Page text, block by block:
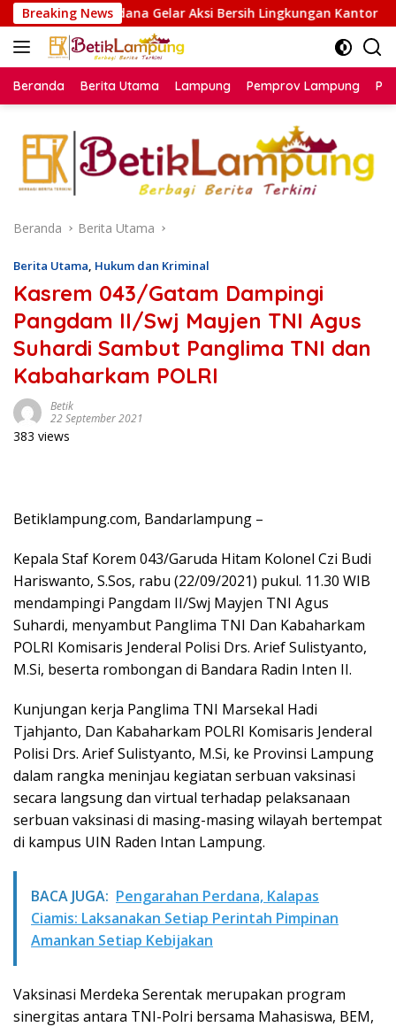
Langsung
ke
konten
Breaking News
Rutan Sukadana Gelar Aksi Bersih Lingkungan Kantor
Beranda Berita Utama Lampung Pemprov Lampung
Beranda Berita Utama
Berita Utama, Hukum dan Kriminal
Kasrem 043/Gatam Dampingi
Pangdam II/Swj Mayjen TNI Agus
Suhardi Sambut Panglima TNI dan
Kabaharkam POLRI
Betik
22 September 2021
383 views
Betiklampung.com, Bandarlampung –
Kepala Staf Korem 043/Garuda Hitam Kolonel Czi Budi
Hariswanto, S.Sos, rabu (22/09/2021) pukul. 11.30 WIB
mendampingi Pangdam II/Swj Mayjen TNI Agus
Suhardi, menyambut Panglima TNI Dan Kabaharkam
POLRI Komisaris Jenderal Polisi Drs. Arief Sulistyanto,
M.Si, beserta rombongan di Bandara Radin Inten II.
Kunjungan kerja Panglima TNI Marsekal Hadi
Tjahjanto, Dan Kabaharkam POLRI Komisaris Jenderal
Polisi Drs. Arief Sulistyanto, M.Si, ke Provinsi Lampung
dalam rangka meninjau kegiatan serbuan vaksinasi
secara langsung dan virtual terhadap pelaksanaan
serbuan vaksinasi di masing-masing wilayah bertempat
di kampus UIN Raden Intan Lampung.
BACA JUGA: Pengarahan Perdana, Kalapas
Ciamis: Laksanakan Setiap Perintah Pimpinan
Amankan Setiap Kebijakan
Vaksinasi Merdeka Serentak merupakan program
sinergitas antara TNI-Polri bersama Mahasiswa, BEM,